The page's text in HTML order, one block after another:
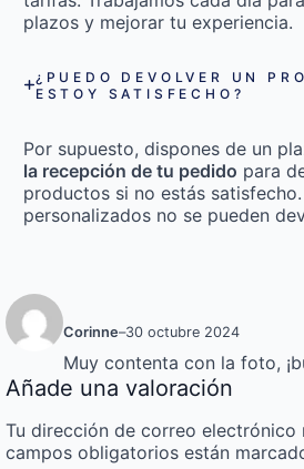
plazos y mejorar tu experiencia.
¿PUEDO DEVOLVER UN
ESTOY SATISFECHO?
Por supuesto, dispones de un
la recepción de tu pedido para
productos si no estás
personalizados no se pueden
Corinne–30 octubre 2024
Muy contenta con la foto,
Añade una valoración
Tu dirección de correo electrónico
campos obligatorios están